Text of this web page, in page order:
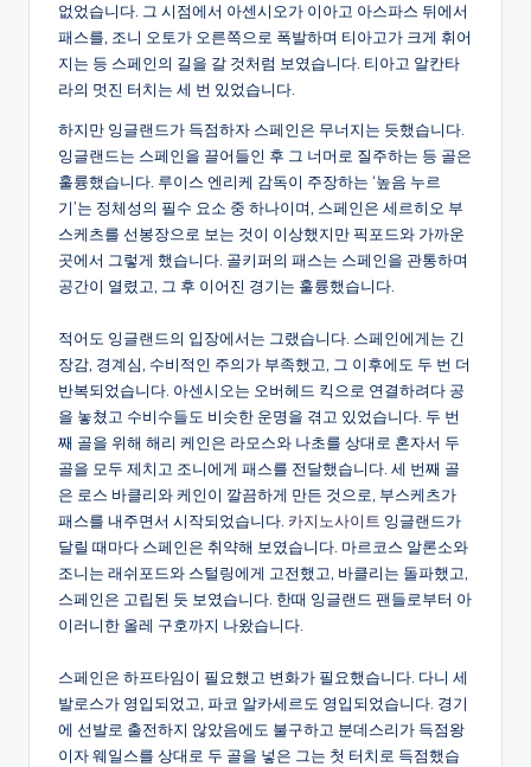
없었습니다. 그 시점에서 아센시오가 이아고 아스파스 뒤에서
패스를, 조니 오토가 오른쪽으로 폭발하며 티아고가 크게 휘어
지는 등 스페인의 길을 갈 것처럼 보였습니다. 티아고 알칸타
라의 멋진 터치는 세 번 있었습니다.
하지만 잉글랜드가 득점하자 스페인은 무너지는 듯했습니다.
잉글랜드는 스페인을 끌어들인 후 그 너머로 질주하는 등 골은
훌륭했습니다. 루이스 엔리케 감독이 주장하는 ‘높음 누르
기’는 정체성의 필수 요소 중 하나이며, 스페인은 세르히오 부
스케츠를 선봉장으로 보는 것이 이상했지만 픽포드와 가까운
곳에서 그렇게 했습니다. 골키퍼의 패스는 스페인을 관통하며
공간이 열렸고, 그 후 이어진 경기는 훌륭했습니다.
적어도 잉글랜드의 입장에서는 그랬습니다. 스페인에게는 긴
장감, 경계심, 수비적인 주의가 부족했고, 그 이후에도 두 번 더
반복되었습니다. 아센시오는 오버헤드 킥으로 연결하려다 공
을 놓쳤고 수비수들도 비슷한 운명을 겪고 있었습니다. 두 번
째 골을 위해 해리 케인은 라모스와 나초를 상대로 혼자서 두
골을 모두 제치고 조니에게 패스를 전달했습니다. 세 번째 골
은 로스 바클리와 케인이 깔끔하게 만든 것으로, 부스케츠가
패스를 내주면서 시작되었습니다. 카지노사이트 잉글랜드가
달릴 때마다 스페인은 취약해 보였습니다. 마르코스 알론소와
조니는 래쉬포드와 스털링에게 고전했고, 바클리는 돌파했고,
스페인은 고립된 듯 보였습니다. 한때 잉글랜드 팬들로부터 아
이러니한 올레 구호까지 나왔습니다.
스페인은 하프타임이 필요했고 변화가 필요했습니다. 다니 세
발로스가 영입되었고, 파코 알카세르도 영입되었습니다. 경기
에 선발로 출전하지 않았음에도 불구하고 분데스리가 득점왕
이자 웨일스를 상대로 두 골을 넣은 그는 첫 터치로 득점했습